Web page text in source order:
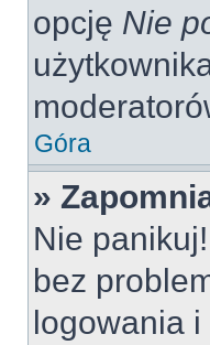
opcję Nie
Góra
»
Nie
bez
logowania